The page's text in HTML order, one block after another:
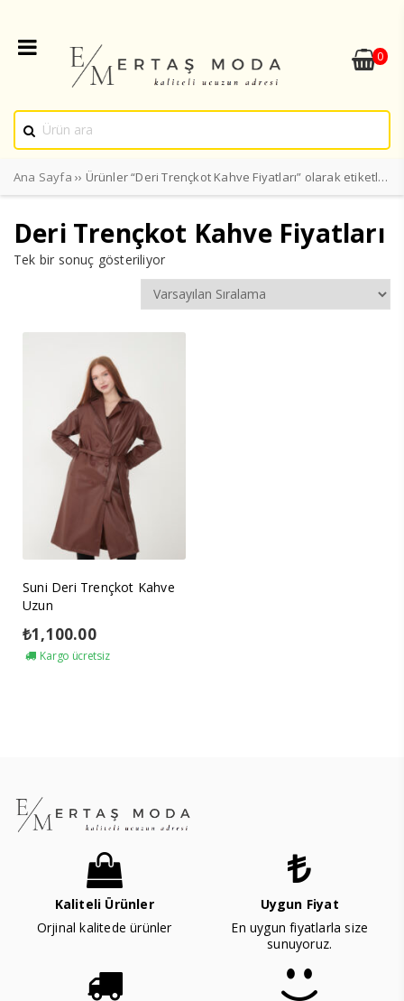
0
Ana Sayfa ›› Ürünler “Deri Trençkot Kahve Fiyatları” olarak etiketlendi
Deri Trençkot Kahve Fiyatları
Tek bir sonuç gösteriliyor
Suni Deri Trençkot Kahve
Uzun
₺1,100.00
Kargo ücretsiz
Kaliteli Ürünler
Orjinal kalitede ürünler
Uygun Fiyat
En uygun fiyatlarla size
sunuyoruz.